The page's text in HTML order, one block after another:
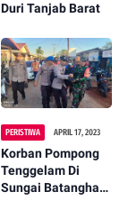
Duri Tanjab Barat
PERISTIWA APRIL 17, 2023
Korban Pompong
Tenggelam Di
Sungai Batanghari